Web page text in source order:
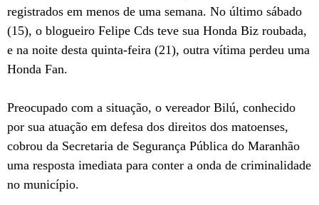
registrados em menos de uma semana. No último sábado
(15), o blogueiro Felipe Cds teve sua Honda Biz roubada,
e na noite desta quinta-feira (21), outra vítima perdeu uma
Honda Fan.
Preocupado com a situação, o vereador Bilú, conhecido
por sua atuação em defesa dos direitos dos matoenses,
cobrou da Secretaria de Segurança Pública do Maranhão
uma resposta imediata para conter a onda de criminalidade
no município.